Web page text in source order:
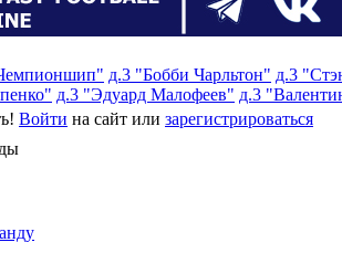
д.3 "Бобби Чарльтон" д.3
д.3 "Эдуард Малофеев" д.3
Войти на сайт или зарегистрироваться